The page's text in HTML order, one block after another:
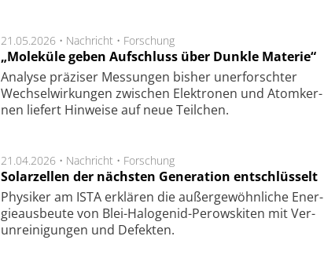
21.05.2026 • Nachricht • Forschung
„Moleküle geben Aufschluss über Dunkle Materie“
Analyse prä­zi­ser Mes­sung­en bis­her un­er­for­schter
Wech­sel­wir­kung­en zwi­schen Elek­tro­nen und Atom­ker­
nen lie­fert Hin­wei­se auf neue Teil­chen.
21.04.2026 • Nachricht • Forschung
Solarzellen der nächsten Generation entschlüsselt
Physiker am ISTA er­klä­ren die außer­ge­wöhn­li­che Ener­
gie­aus­beu­te von Blei-Halo­ge­nid-Perows­ki­ten mit Ver­
unrei­ni­gung­en und De­fek­ten.